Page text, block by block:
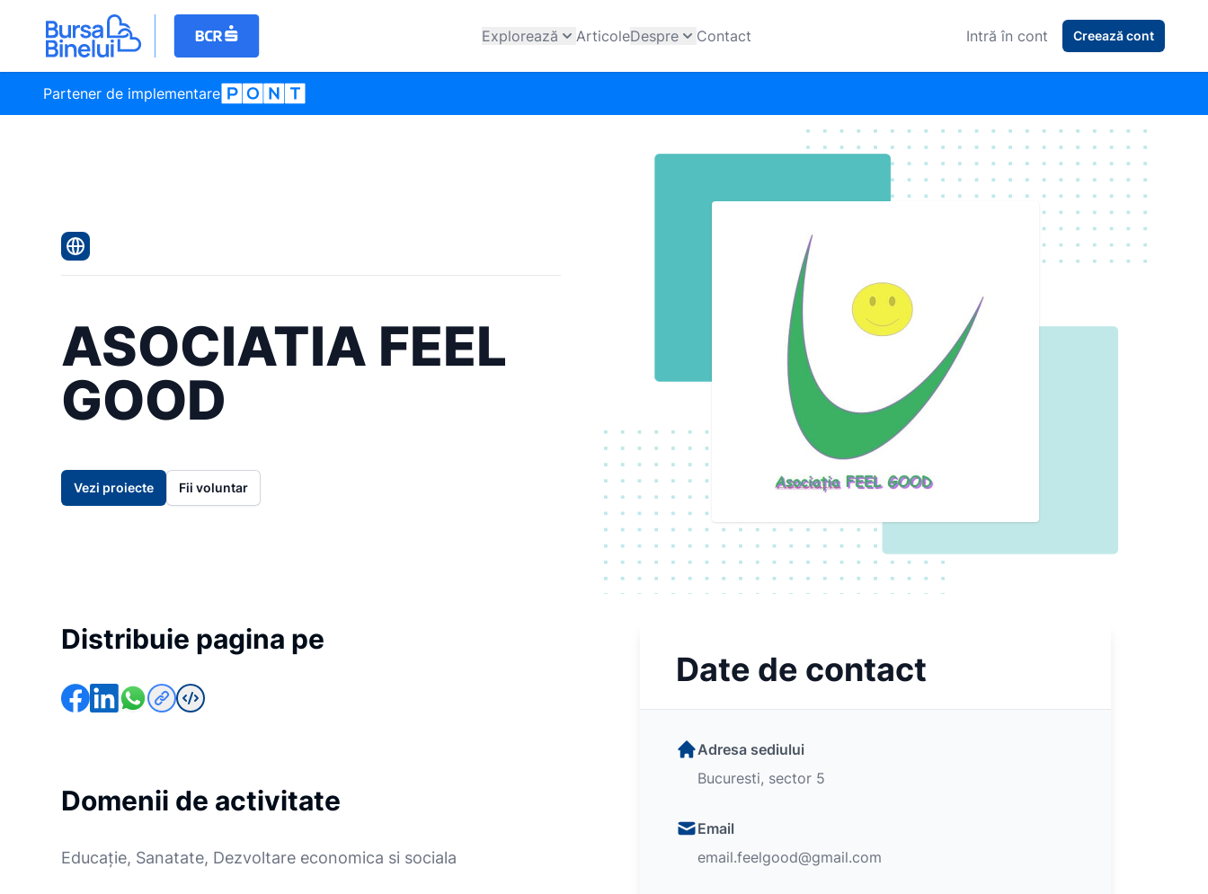
Explorează ArticoleDespre Contact Intră în cont Creează cont
Partener de implementare
ASOCIATIA FEEL
GOOD
Vezi proiecte Fii voluntar
Distribuie pagina pe
Domenii de activitate
Educație, Sanatate, Dezvoltare economica si sociala
Date de contact
Adresa sediului
Bucuresti, sector 5
Email
email.feelgood@gmail.com